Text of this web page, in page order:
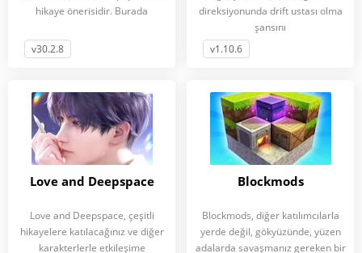
hikaye önerisidir. Burada
v30.2.8
direksiyonunda drift ustası olma
şansını
v1.10.6
Love and Deepspace
Love and Deepspace, çeşitli
hikayelere katılacağınız ve diğer
karakterlerle etkileşime
Blockmods
Blockmods, diğer katılımcılarla
yerde değil, gökyüzünde, yüzen
adalarda savaşmanız gereken bir